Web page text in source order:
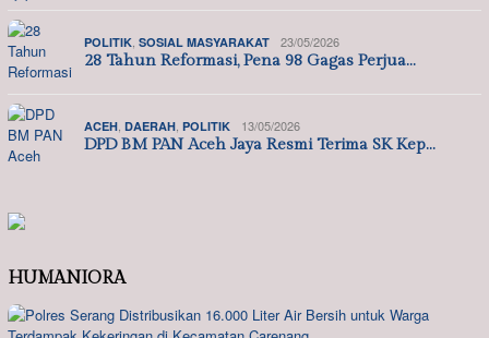
POLITIK SOSIAL MASYARAKAT 23/05/2026
28 Tahun Reformasi, Pena 98 Gagas Perjua…
ACEH DAERAH POLITIK 13/05/2026
DPD BM PAN Aceh Jaya Resmi Terima SK Kep…
HUMANIORA